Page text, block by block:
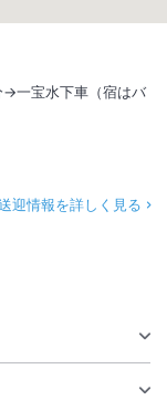
→一宝水下車（宿はバ
迎情報を詳しく見る